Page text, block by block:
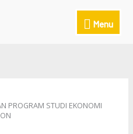
Menu
Menu
PROGRAM STUDI EKONOMI